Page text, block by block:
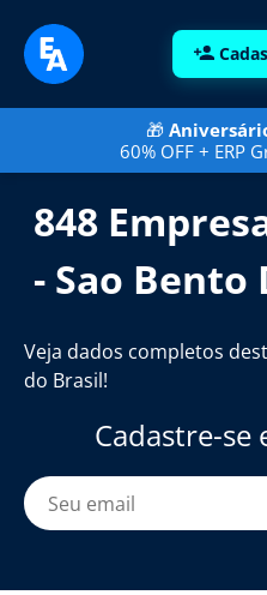
🎁
60% OFF + ERP
848
- Sao Bento
Veja dados completos
do Brasil!
Cadastre-se